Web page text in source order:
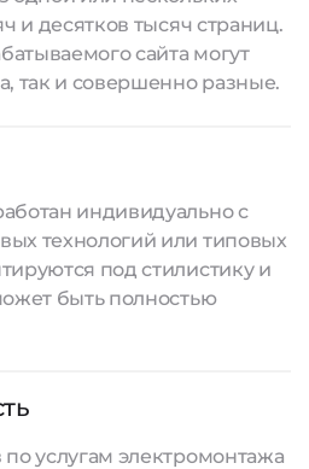
и десятков тысяч страниц.
сайта могут
так и совершенно разные.
индивидуально с
технологий или типовых
под стилистику и
быть полностью
по услугам электромонтажа